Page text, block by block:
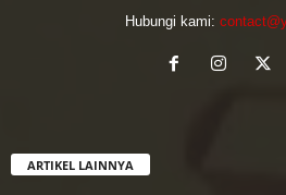
Hubungi kami:
ARTIKEL LAINNYA